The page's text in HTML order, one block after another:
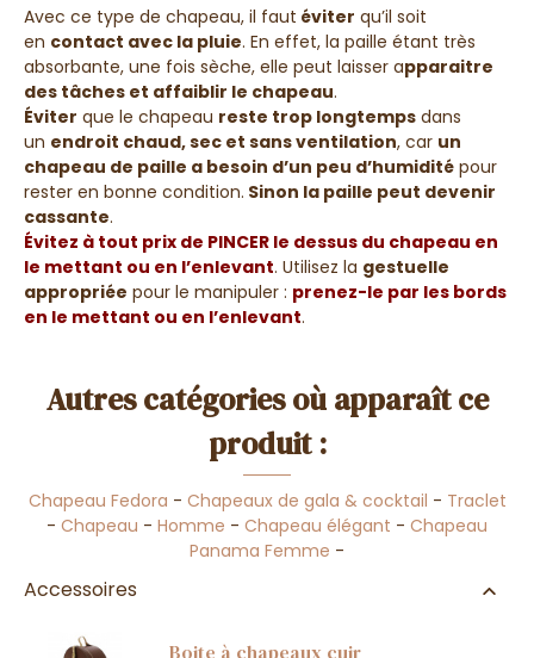
Avec ce type de chapeau, il faut éviter qu’il soit
en contact avec la pluie. En effet, la paille étant très
absorbante, une fois sèche, elle peut laisser apparaitre
des tâches et affaiblir le chapeau.
Éviter que le chapeau reste trop longtemps dans
un endroit chaud, sec et sans ventilation, car un
chapeau de paille a besoin d’un peu d’humidité pour
rester en bonne condition. Sinon la paille peut devenir
cassante.
Évitez à tout prix de PINCER le dessus du chapeau en
le mettant ou en l’enlevant. Utilisez la gestuelle
appropriée pour le manipuler : prenez-le par les bords
en le mettant ou en l’enlevant.
Autres catégories où apparaît ce
produit :
Chapeau Fedora - Chapeaux de gala & cocktail - Traclet
- Chapeau - Homme - Chapeau élégant - Chapeau
Panama Femme -
Accessoires
Boite à chapeaux cuir